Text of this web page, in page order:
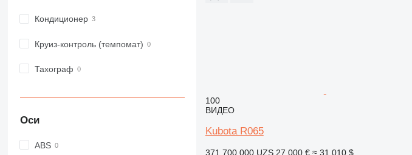
Кондиционер
Круиз-контроль (темпомат)
Тахограф
Оси
ABS
100
ВИДЕО
Kubota R065
371 700 000 UZS 27 000 € ≈ 31 010 $